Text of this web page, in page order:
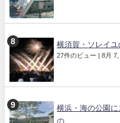
横須賀・ソレイユ
27件のビュー 8月
横浜・海の公園
の...